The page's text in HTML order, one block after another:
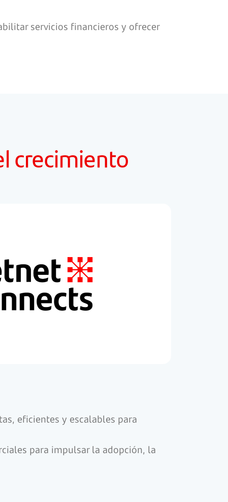
servicios financieros y ofrecer
crecimiento
eficientes y escalables para
para impulsar la adopción, la